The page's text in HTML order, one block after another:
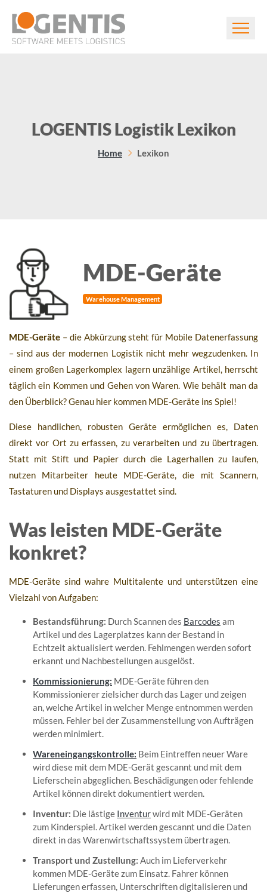
LOGENTIS Logistik Lexikon
Home Lexikon
MDE-Geräte
Warehouse Management
MDE-Geräte – die Abkürzung steht für Mobile Datenerfassung
– sind aus der modernen Logistik nicht mehr wegzudenken. In
einem großen Lagerkomplex lagern unzählige Artikel, herrscht
täglich ein Kommen und Gehen von Waren. Wie behält man da
den Überblick? Genau hier kommen MDE-Geräte ins Spiel!
Diese handlichen, robusten Geräte ermöglichen es, Daten
direkt vor Ort zu erfassen, zu verarbeiten und zu übertragen.
Statt mit Stift und Papier durch die Lagerhallen zu laufen,
nutzen Mitarbeiter heute MDE-Geräte, die mit Scannern,
Tastaturen und Displays ausgestattet sind.
Was leisten MDE-Geräte
konkret?
MDE-Geräte sind wahre Multitalente und unterstützen eine
Vielzahl von Aufgaben:
Bestandsführung: Durch Scannen des Barcodes am
Artikel und des Lagerplatzes kann der Bestand in
Echtzeit aktualisiert werden. Fehlmengen werden sofort
erkannt und Nachbestellungen ausgelöst.
Kommissionierung: MDE-Geräte führen den
Kommissionierer zielsicher durch das Lager und zeigen
an, welche Artikel in welcher Menge entnommen werden
müssen. Fehler bei der Zusammenstellung von Aufträgen
werden minimiert.
Wareneingangskontrolle: Beim Eintreffen neuer Ware
wird diese mit dem MDE-Gerät gescannt und mit dem
Lieferschein abgeglichen. Beschädigungen oder fehlende
Artikel können direkt dokumentiert werden.
Inventur: Die lästige Inventurwird mit MDE-Geräten
zum Kinderspiel. Artikel werden gescannt und die Daten
direkt in das Warenwirtschaftssystem übertragen.
Transport und Zustellung: Auch im Lieferverkehr
kommen MDE-Geräte zum Einsatz. Fahrer können
Lieferungen erfassen, Unterschriften digitalisieren und